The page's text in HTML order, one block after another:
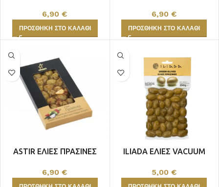
6,90€
ΠΡΟΣΘΉΚΗ ΣΤΟ ΚΑΛΆΘΙ
6,90 €
ΠΡΟΣΘΉΚΗ ΣΤΟ ΚΑΛΆΘΙ
ASTIR ΕΛΙΕΣ ΠΡΑΣΙΝΕΣ
6,90€
ILIADA ΕΛΙΕΣ VACUUM
5,00 €